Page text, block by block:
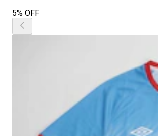
5% OFF